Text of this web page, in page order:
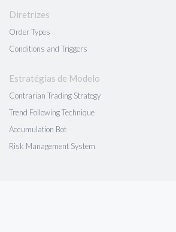
Diretrizes
Order Types
Conditions and Triggers
Estratégias de Modelo
Contrarian Trading Strategy
Trend Following Technique
Accumulation Bot
Risk Management System